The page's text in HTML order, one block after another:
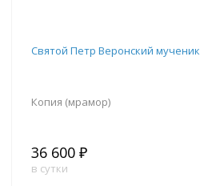
Святой Петр Веронский мученик
Копия (мрамор)
36 600 ₽
в сутки